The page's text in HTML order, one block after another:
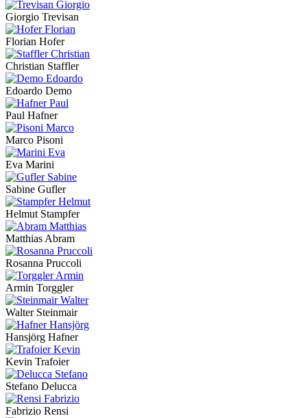
Giorgio Trevisan
Florian Hofer
Christian Staffler
Edoardo Demo
Paul Hafner
Marco Pisoni
Eva Marini
Sabine Gufler
Helmut Stampfer
Matthias Abram
Rosanna Pruccoli
Armin Torggler
Walter Steinmair
Hansjörg Hafner
Kevin Trafoier
Stefano Delucca
Fabrizio Rensi